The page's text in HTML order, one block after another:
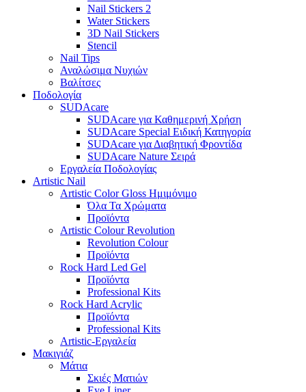
Nail Stickers 2
Water Stickers
3D Nail Stickers
Stencil
Nail Tips
Αναλώσιμα Νυχιών
Βαλίτσες
Ποδολογία
SUDAcare
SUDAcare για Καθημερινή Χρήση
SUDAcare Special Ειδική Κατηγορία
SUDAcare για Διαβητική Φροντίδα
SUDAcare Nature Σειρά
Εργαλεία Ποδολογίας
Artistic Nail
Artistic Color Gloss Ημιμόνιμο
Όλα Τα Χρώματα
Προϊόντα
Artistic Colour Revolution
Revolution Colour
Προϊόντα
Rock Hard Led Gel
Προϊόντα
Professional Kits
Rock Hard Acrylic
Προϊόντα
Professional Kits
Artistic-Εργαλεία
Μακιγιάζ
Μάτια
Σκιές Ματιών